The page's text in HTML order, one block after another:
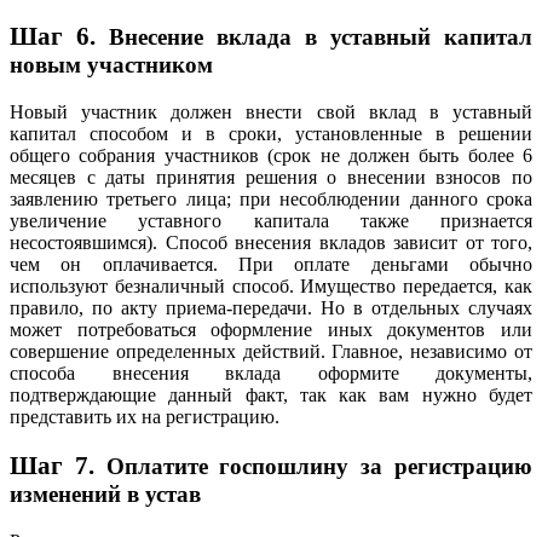
Шаг 6. Внесение вклада в уставный капитал
новым участником
Новый участник должен внести свой вклад в уставный
капитал способом и в сроки, установленные в решении
общего собрания участников (срок не должен быть более 6
месяцев с даты принятия решения о внесении взносов по
заявлению третьего лица; при несоблюдении данного срока
увеличение уставного капитала также признается
несостоявшимся). Способ внесения вкладов зависит от того,
чем он оплачивается. При оплате деньгами обычно
используют безналичный способ. Имущество передается, как
правило, по акту приема-передачи. Но в отдельных случаях
может потребоваться оформление иных документов или
совершение определенных действий. Главное, независимо от
способа внесения вклада оформите документы,
подтверждающие данный факт, так как вам нужно будет
представить их на регистрацию.
Шаг 7. Оплатите госпошлину за регистрацию
изменений в устав